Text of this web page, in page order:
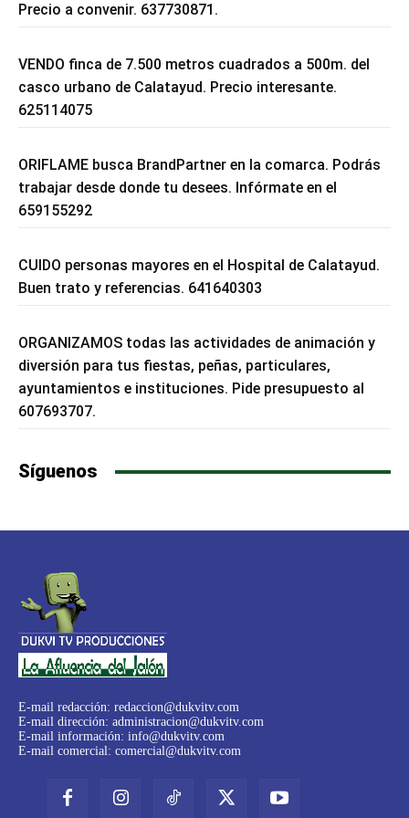
Precio a convenir. 637730871.
VENDO finca de 7.500 metros cuadrados a 500m. del
casco urbano de Calatayud. Precio interesante.
625114075
ORIFLAME busca BrandPartner en la comarca. Podrás
trabajar desde donde tu desees. Infórmate en el
659155292
CUIDO personas mayores en el Hospital de Calatayud.
Buen trato y referencias. 641640303
ORGANIZAMOS todas las actividades de animación y
diversión para tus fiestas, peñas, particulares,
ayuntamientos e instituciones. Pide presupuesto al
607693707.
Síguenos
E-mail redacción: redaccion@dukvitv.com
E-mail dirección: administracion@dukvitv.com
E-mail información: info@dukvitv.com
E-mail comercial: comercial@dukvitv.com